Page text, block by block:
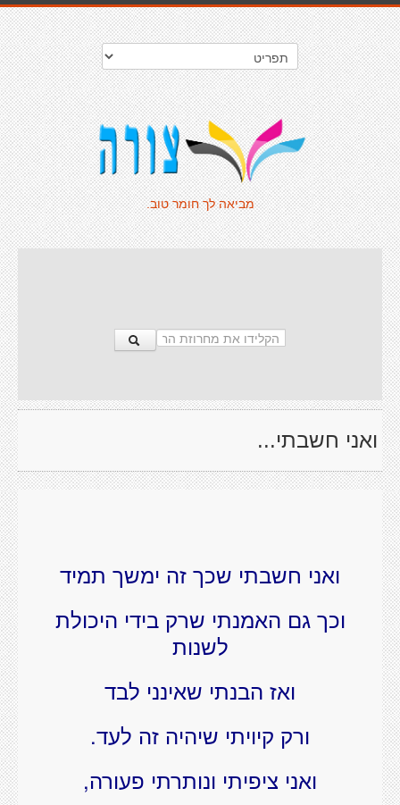
מביאה לך חומר טוב.
ואני חשבתי...
ואני חשבתי שכך זה ימשך תמיד
וכך גם האמנתי שרק בידי היכולת
לשנות
ואז הבנתי שאינני לבד
ורק קיויתי שיהיה זה לעד.
ואני ציפיתי ונותרתי פעורה,